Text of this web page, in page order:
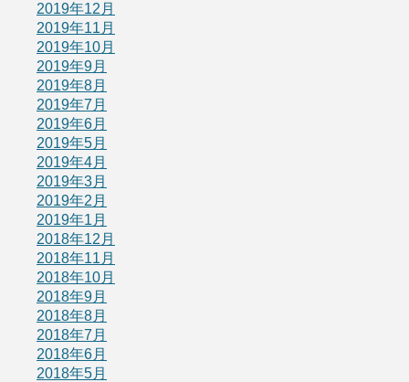
2019年12月
2019年11月
2019年10月
2019年9月
2019年8月
2019年7月
2019年6月
2019年5月
2019年4月
2019年3月
2019年2月
2019年1月
2018年12月
2018年11月
2018年10月
2018年9月
2018年8月
2018年7月
2018年6月
2018年5月